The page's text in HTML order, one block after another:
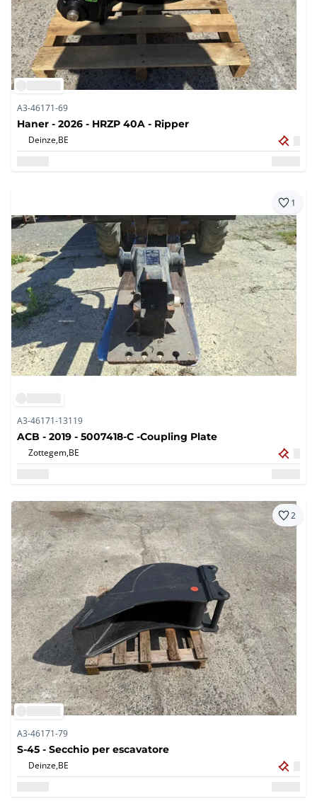
A3-46171-69
Haner - 2026 - HRZP 40A - Ripper
Deinze,BE
1
A3-46171-13119
ACB - 2019 - 5007418-C -Coupling Plate
Zottegem,BE
2
A3-46171-79
S-45 - Secchio per escavatore
Deinze,BE